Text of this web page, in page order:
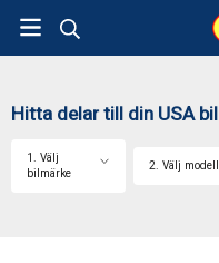
Hitta delar till din USA bil
1. Välj
bilmärke
2. Välj modell